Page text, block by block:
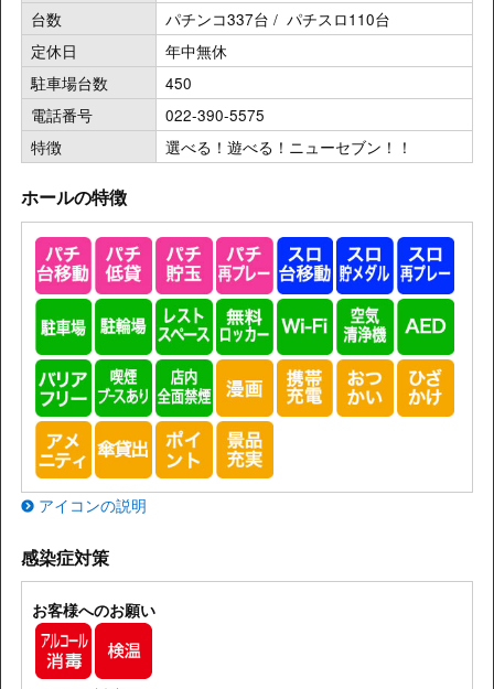
台数
パチンコ337台 / パチスロ110台
定休日
年中無休
駐車場台数
450
電話番号
022-390-5575
特徴
選べる！遊べる！ニューセブン！！
ホールの特徴
アイコンの説明
感染症対策
お客様へのお願い